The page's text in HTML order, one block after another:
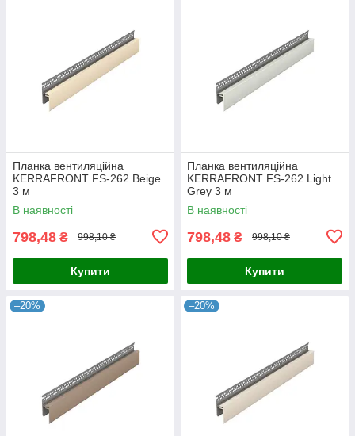
Планка вентиляційна
KERRAFRONT FS-262 Beige
3 м
В наявності
798,48 ₴ 998,10 ₴
Купити
Планка вентиляційна
KERRAFRONT FS-262 Light
Grey 3 м
В наявності
798,48 ₴ 998,10 ₴
Купити
–20% –20%